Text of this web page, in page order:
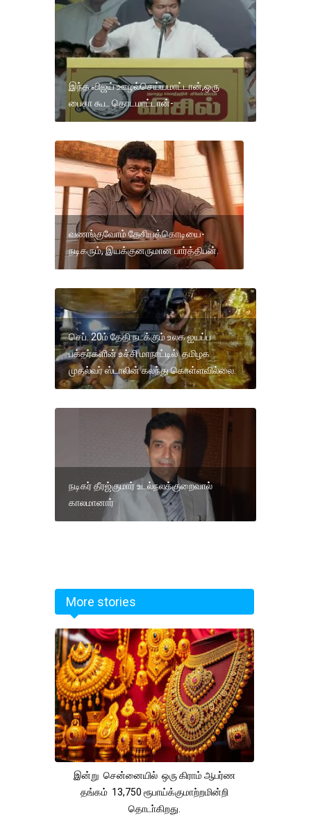
இந்த விஜய் ஊழல்செய்யமாட்டான்,ஒரு
பைசா கூட தொடமாட்டான்-
வணங்குவோம் தேசியக்கொடியை-
நடிகரும், இயக்குனருமான பார்த்திபன்.
செப். 20ம் தேதி நடக்கும் உலக ஐயப்ப
பக்தர்களின் உச்சி மாநாட்டில் தமிழக
முதல்வர் ஸ்டாலின் கலந்து கொள்ளவில்லை.
நடிகர் தீரஜ்குமார் உடல்நலக்குறைவால்
காலமானார்
More stories
இன்று சென்னையில் ஒரு கிராம் ஆபர்ண
தங்கம் 13,750 ரூபாய்க்குமாற்றமின்றி
தொடா்கிறது.